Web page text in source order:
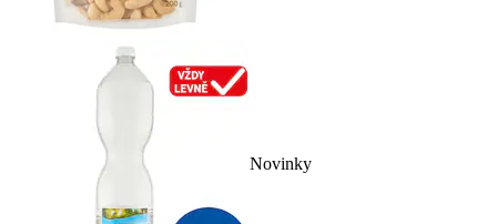
Novinky